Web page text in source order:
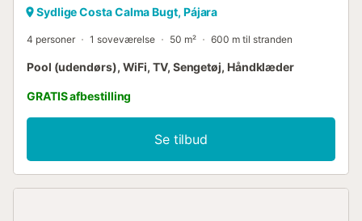
Sydlige Costa Calma Bugt, Pájara
4 personer 1 soveværelse 50 m² 600 m til stranden
Pool (udendørs), WiFi, TV, Sengetøj, Håndklæder
GRATIS afbestilling
Se tilbud